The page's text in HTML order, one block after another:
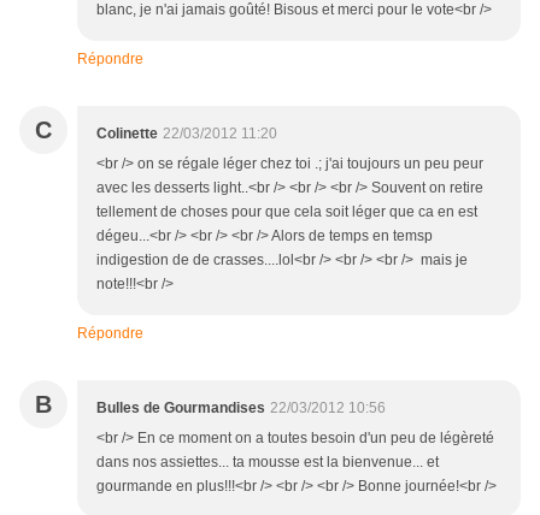
blanc, je n'ai jamais goûté! Bisous et merci pour le vote<br />
Répondre
C Colinette 22/03/2012 11:20
<br /> on se régale léger chez toi .; j'ai toujours un peu peur
avec les desserts light..<br /> <br /> <br /> Souvent on retire
tellement de choses pour que cela soit léger que ca en est
dégeu...<br /> <br /> <br /> Alors de temps en temsp
indigestion de de crasses....lol<br /> <br /> <br /> mais je
note!!!<br />
Répondre
B Bulles de Gourmandises 22/03/2012 10:56
<br /> En ce moment on a toutes besoin d'un peu de légèreté
dans nos assiettes... ta mousse est la bienvenue... et
gourmande en plus!!!<br /> <br /> <br /> Bonne journée!<br />